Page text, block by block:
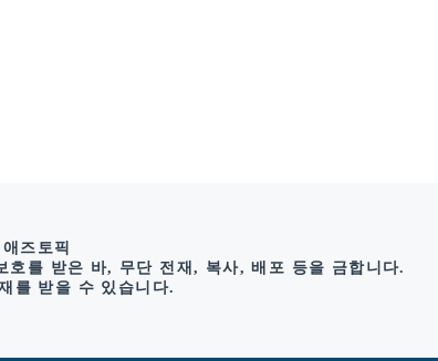
즈토픽
호를 받은 바, 무단 전재, 복사, 배포 등을 금합니다.
를 받을 수 있습니다.